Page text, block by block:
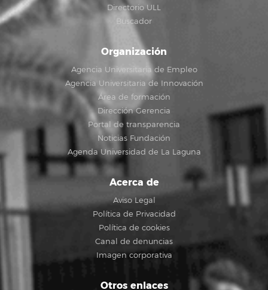
Directorio ULL
Buscador
Organización
Agencia Universitaria de Empleo
Agencia Universitaria de Innovación
Área de formación
Dirección Gerencia
Portal de transparencia
Noticias Fundación
Agenda Universidad de La Laguna
Acerca de
Aviso Legal
Política de Privacidad
Política de cookies
Canal de denuncias
Imagen corporativa
Otros enlaces